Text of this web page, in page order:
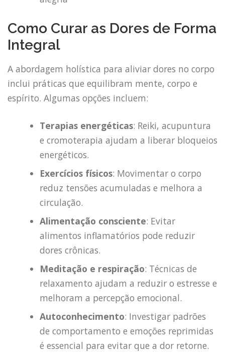
Como Curar as Dores de Forma
Integral
A abordagem holística para aliviar dores no corpo
inclui práticas que equilibram mente, corpo e
espírito. Algumas opções incluem:
Terapias energéticas: Reiki, acupuntura
e cromoterapia ajudam a liberar bloqueios
energéticos.
Exercícios físicos: Movimentar o corpo
reduz tensões acumuladas e melhora a
circulação.
Alimentação consciente: Evitar
alimentos inflamatórios pode reduzir
dores crônicas.
Meditação e respiração: Técnicas de
relaxamento ajudam a reduzir o estresse e
melhoram a percepção emocional.
Autoconhecimento: Investigar padrões
de comportamento e emoções reprimidas
é essencial para evitar que a dor retorne.